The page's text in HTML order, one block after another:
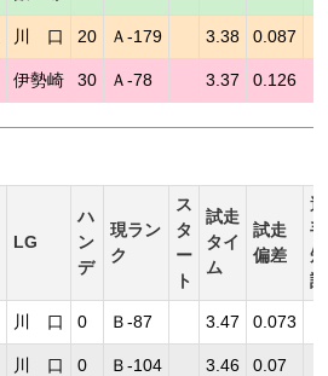
川 口 20 Ａ-179 3.38 0.087
伊勢崎 30 Ａ-78 3.37 0.126
LG
ハ
ン
デ
現ラン
ク
ス
タ
ー
ト
試走
タイ
ム
試走
偏差
選
手
短
評
川 口 0 Ｂ-87 3.47 0.073
川 口 0 Ｂ-104 3.46 0.07